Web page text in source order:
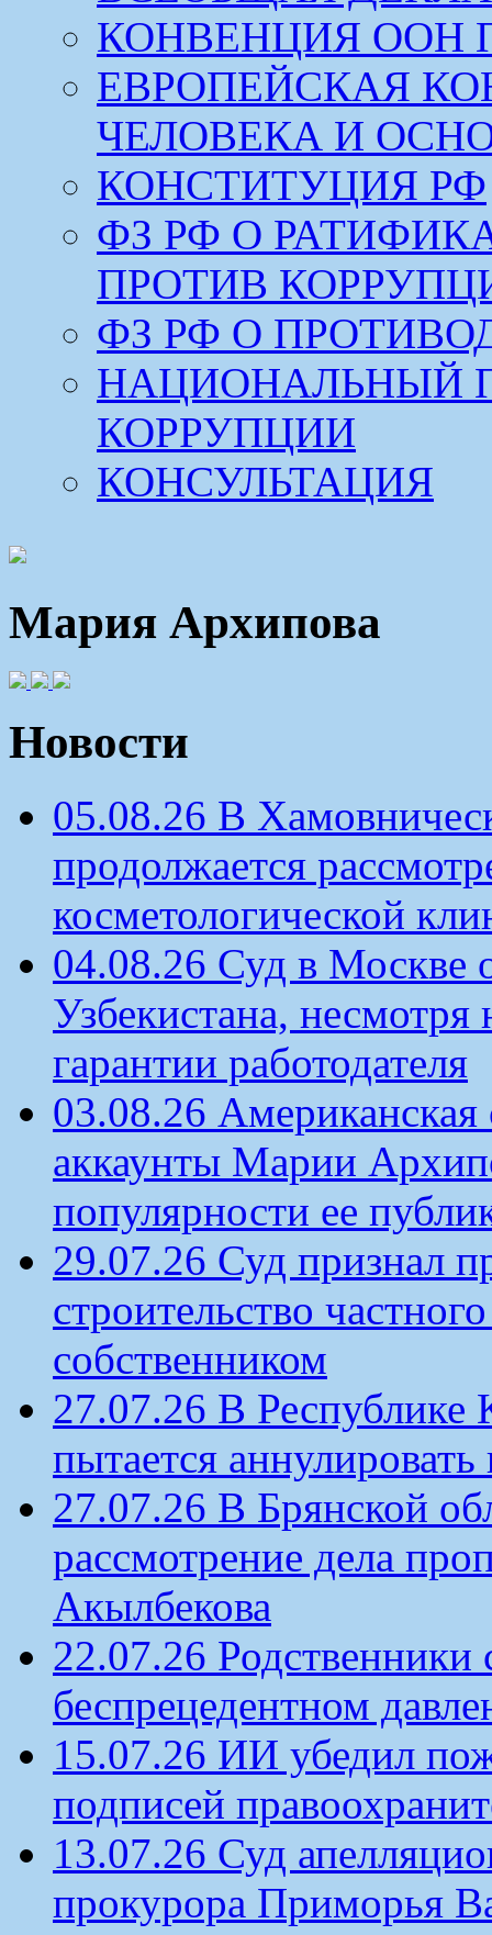
КОНВЕНЦИЯ ООН
ЕВРОПЕЙСКАЯ
ЧЕЛОВЕКА И
КОНСТИТУЦИЯ РФ
ФЗ РФ О
ПРОТИВ
ФЗ РФ О
НАЦИОНАЛЬНЫЙ
КОРРУПЦИИ
КОНСУЛЬТАЦИЯ
Мария Архипова
Новости
05.08.26 В
продолжается
косметологической
04.08.26 Суд в Москве
Узбекистана,
гарантии работодателя
03.08.26 Американская
аккаунты Марии
популярности ее
29.07.26 Суд признал
строительство
собственником
27.07.26 В
пытается аннулировать
27.07.26 В Брянской
рассмотрение дела
Акылбекова
22.07.26
беспрецедентном
15.07.26 ИИ убедил
подписей
13.07.26 Суд
прокурора Приморья